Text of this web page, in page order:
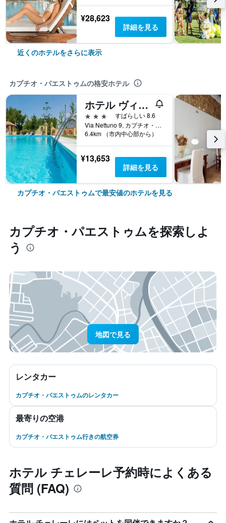
¥28,623
詳細を見る
近くのホテルをさらに表示
カプチオ・パエストゥムの格安ホテル
ホテル ヴィラ リタ
3つ星
すばらしい 8.6
Via Nettuno 9, カプチオ・パエストゥム, サレルノ県, イタリア
6.4km （市内中心部から）
¥13,653
詳細を見る
カプチオ・パエストゥムで最安値のホテルを見る
カプチオ・パエストゥム​を探索しよ
う
地図で見る
レンタカー
カプチオ・パエストゥムのレンタカー
最寄りの空港
カプチオ・パエストゥム行きの航空券
ホテル チェレーレ予約時によくある
質問 (FAQ)